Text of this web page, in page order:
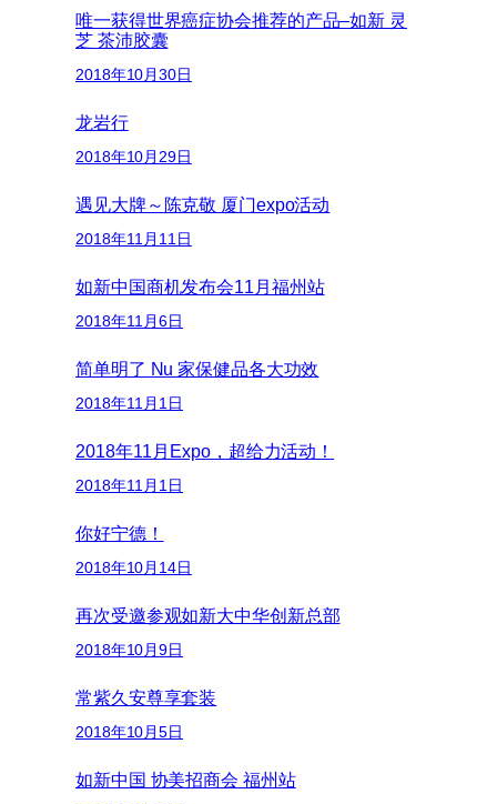
唯一获得世界癌症协会推荐的产品–如新 灵
芝 茶沛胶囊
2018年10月30日
龙岩行
2018年10月29日
遇见大牌～陈克敬 厦门expo活动
2018年11月11日
如新中国商机发布会11月福州站
2018年11月6日
简单明了 Nu 家保健品各大功效
2018年11月1日
2018年11月Expo，超给力活动！
2018年11月1日
你好宁德！
2018年10月14日
再次受邀参观如新大中华创新总部
2018年10月9日
常紫久安尊享套装
2018年10月5日
如新中国 协美招商会 福州站